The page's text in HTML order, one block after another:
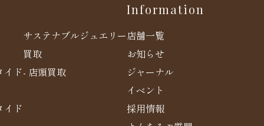
イド
イド
サステナブルジュエリー
買取
- 店頭買取
Information
店舗一覧
お知らせ
ジャーナル
イベント
採用情報